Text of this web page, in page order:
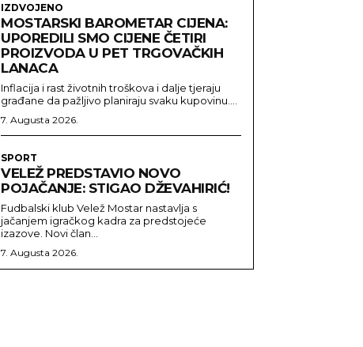
IZDVOJENO
MOSTARSKI BAROMETAR CIJENA:
UPOREDILI SMO CIJENE ČETIRI
PROIZVODA U PET TRGOVAČKIH
LANACA
Inflacija i rast životnih troškova i dalje tjeraju
građane da pažljivo planiraju svaku kupovinu....
7. Augusta 2026.
SPORT
VELEŽ PREDSTAVIO NOVO
POJAČANJE: STIGAO DŽEVAHIRIĆ!
Fudbalski klub Velež Mostar nastavlja s
jačanjem igračkog kadra za predstojeće
izazove. Novi član...
7. Augusta 2026.